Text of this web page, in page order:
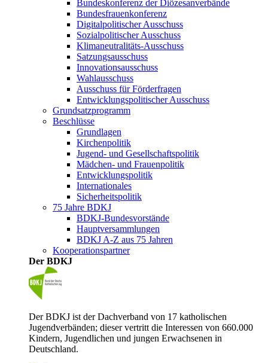
Bundeskonferenz der Diözesanverbände
Bundesfrauenkonferenz
Digitalpolitischer Ausschuss
Sozialpolitischer Ausschuss
Klimaneutralitäts-Ausschuss
Satzungsausschuss
Innovationsausschuss
Wahlausschuss
Ausschuss für Förderfragen
Entwicklungspolitischer Ausschuss
Grundsatzprogramm
Beschlüsse
Grundlagen
Kirchenpolitik
Jugend- und Gesellschaftspolitik
Mädchen- und Frauenpolitik
Entwicklungspolitik
Internationales
Sicherheitspolitik
75 Jahre BDKJ
BDKJ-Bundesvorstände
Hauptversammlungen
BDKJ A-Z aus 75 Jahren
Kooperationspartner
Der BDKJ
Der BDKJ ist der Dachverband von 17 katholischen
Jugendverbänden; dieser vertritt die Interessen von 660.000
Kindern, Jugendlichen und jungen Erwachsenen in
Deutschland.